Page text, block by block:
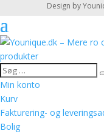
Design by
Min konto
Kurv
Fakturering- og
Bolig